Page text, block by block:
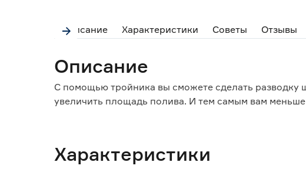
Описание Характеристики Советы Отзывы
Описание
С помощью тройника вы сможете сделать разводку
увеличить площадь полива. И тем самым вам меньше
Характеристики